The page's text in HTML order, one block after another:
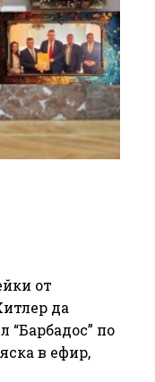
от
да
по
в ефир,